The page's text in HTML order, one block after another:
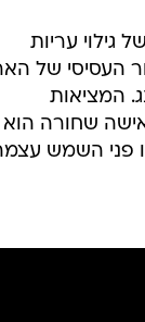
גילוי עריות
העסיסי של
המציאות
שחורה הוא
פני השמש